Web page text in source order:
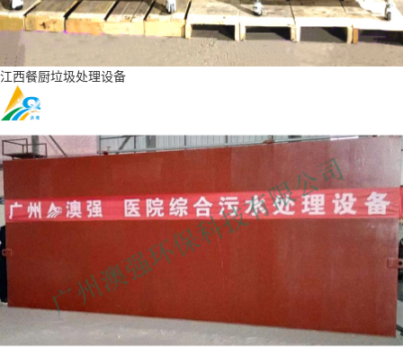
江西餐厨垃圾处理设备